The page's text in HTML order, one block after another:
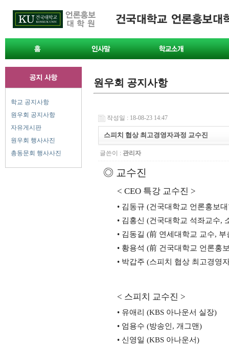
학교 공지사항
원우회 공지사항
자유게시판
원우회 행사사진
총동문회 행사사진
원우회 공지사항
작성일 : 18-08-23 14:47
스피치 협상 최고경영자과정 교수진
글쓴이 : 관리자
◎ 교수진
< CEO 특강 교수진 >
• 김동규 (건국대학교 언론홍보
• 김홍신 (건국대학교 석좌교수,
• 김동길 (前 연세대학교 교수, 부
• 황용석 (前 건국대학교 언론홍
• 박갑주 (스피치 협상 최고경영
< 스피치 교수진 >
• 유애리 (KBS 아나운서 실장)
• 엄용수 (방송인, 개그맨)
• 신영일 (KBS 아나운서)